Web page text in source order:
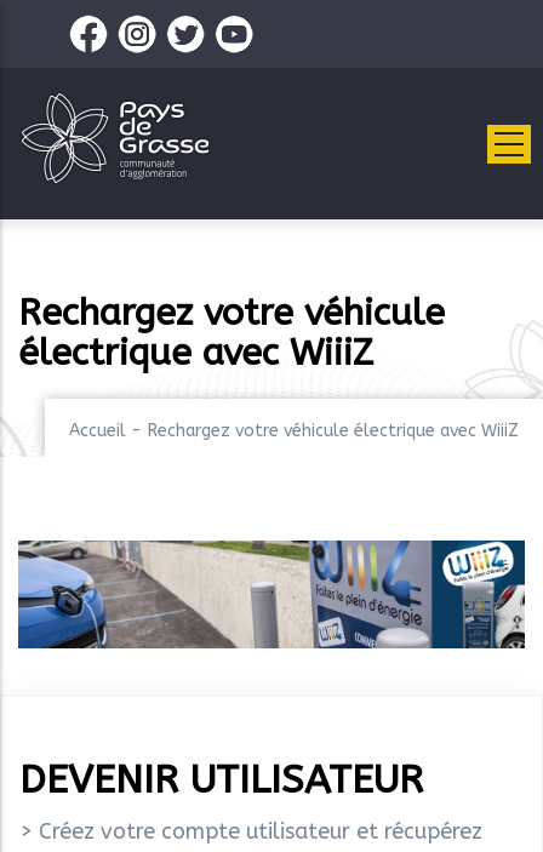
contenu
principal
Rechargez votre véhicule
électrique avec WiiiZ
Accueil - Rechargez votre véhicule électrique avec WiiiZ
DEVENIR UTILISATEUR
> Créez votre compte utilisateur et récupérez